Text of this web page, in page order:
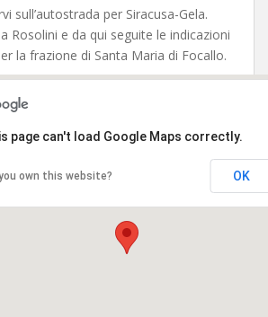
sull’autostrada per Siracusa-Gela.
Rosolini e da qui seguite le indicazioni
la frazione di Santa Maria di Focallo.
page can't load Google Maps correctly.
own this website? OK